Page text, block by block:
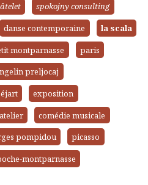
spokojny consulting
danse contemporaine
la scala
montparnasse
paris
preljocaj
exposition
comédie musicale
pompidou
picasso
montparnasse